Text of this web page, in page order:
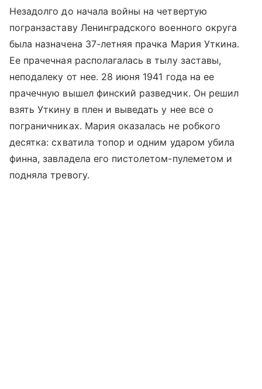
Незадолго до начала войны на четвертую
погранзаставу Ленинградского военного округа
была назначена 37-летняя прачка Мария Уткина.
Ее прачечная располагалась в тылу заставы,
неподалеку от нее. 28 июня 1941 года на ее
прачечную вышел финский разведчик. Он решил
взять Уткину в плен и выведать у нее все о
пограничниках. Мария оказалась не робкого
десятка: схватила топор и одним ударом убила
финна, завладела его пистолетом-пулеметом и
подняла тревогу.